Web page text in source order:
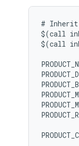
# Inherit
$(call
$(call